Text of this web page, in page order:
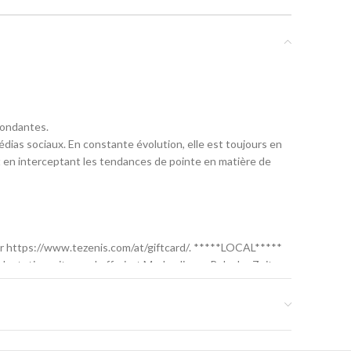
sociaux. En constante évolution, elle est toujours en
interceptant les tendances de pointe en matière de
https://www.tezenis.com/at/giftcard/. *****LOCAL*****
stetig weiter und offeriert Mode, die am Puls der Zeit
für Damen, Herren und Kinder aufgreift.